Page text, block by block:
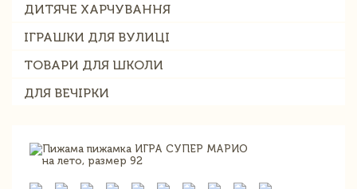
ДИТЯЧЕ ХАРЧУВАННЯ
ІГРАШКИ ДЛЯ ВУЛИЦІ
ТОВАРИ ДЛЯ ШКОЛИ
ДЛЯ ВЕЧІРКИ